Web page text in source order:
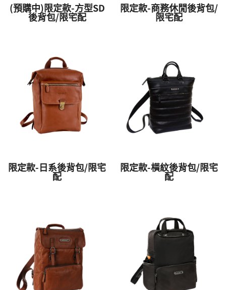
(預購中)限定款-方型SD
後背包/限宅配
限定款-商務休閒後背包/
限宅配
限定款-日系後背包/限宅
配
限定款-橫紋後背包/限宅
配